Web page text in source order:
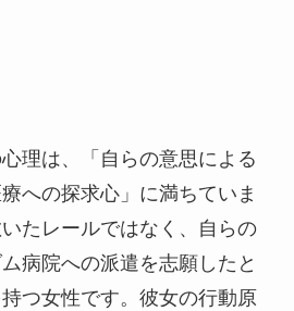
理は、「自らの意思による
への探求心」に満ちていま
たレールではなく、自らの
病院への派遣を志願したと
つ女性です。彼女の行動原